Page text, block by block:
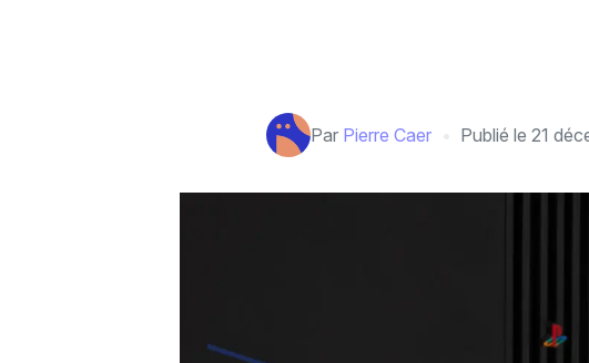
Par Pierre Caer Publié le 21